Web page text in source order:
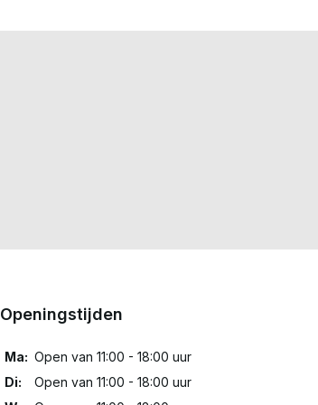
Openingstijden
Ma: Open van 11:00 - 18:00 uur
Di:
Open van 11:00 - 18:00 uur